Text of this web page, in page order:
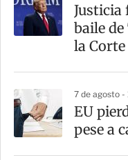
r
t
Justicia
baile
la
7 de agosto -
EU
pese a